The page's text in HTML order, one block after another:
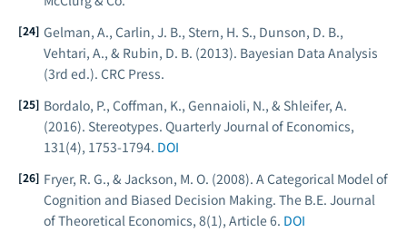
Gelman, A., Carlin, J. B., Stern, H. S., Dunson, D. B.,
Vehtari, A., & Rubin, D. B. (2013). Bayesian Data Analysis
(3rd ed.). CRC Press.
Bordalo, P., Coffman, K., Gennaioli, N., & Shleifer, A.
(2016). Stereotypes. Quarterly Journal of Economics,
131(4), 1753-1794. DOI
Fryer, R. G., & Jackson, M. O. (2008). A Categorical Model of
Cognition and Biased Decision Making. The B.E. Journal
of Theoretical Economics, 8(1), Article 6. DOI